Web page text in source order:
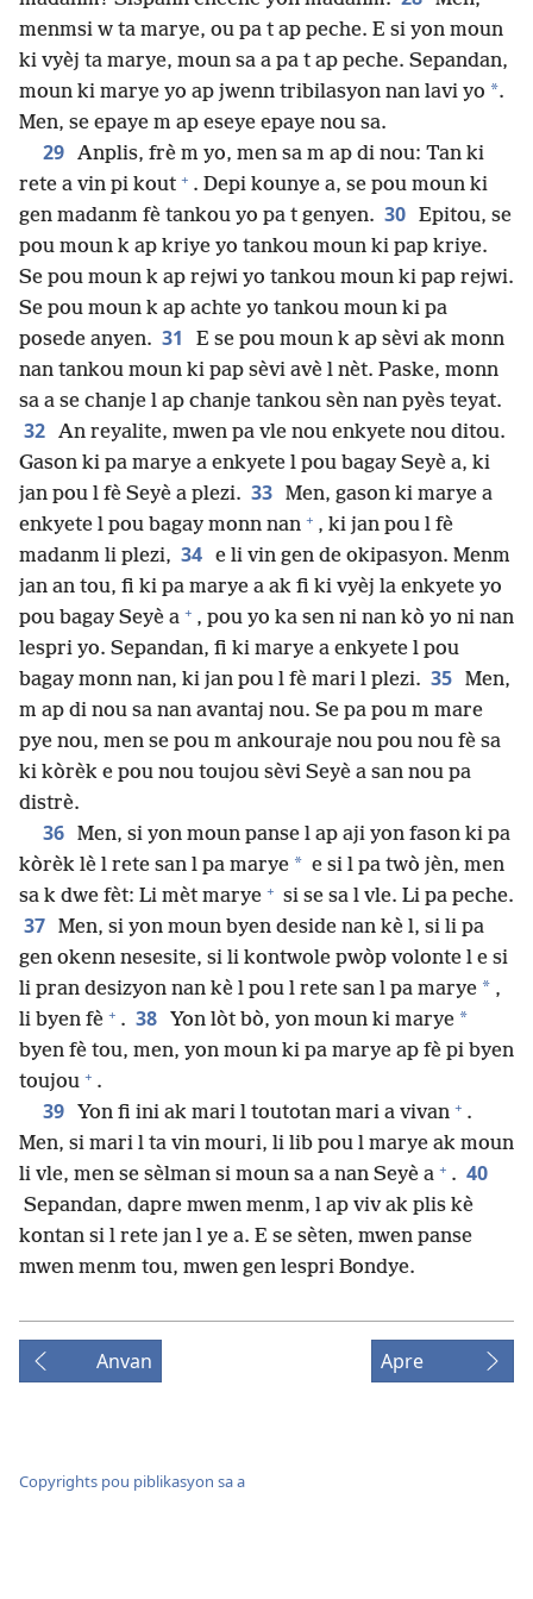
menmsi w ta marye, ou pa t ap peche. E si yon moun
ki vyèj ta marye, moun sa a pa t ap peche. Sepandan,
moun ki marye yo ap jwenn tribilasyon nan lavi yo *.
Men, se epaye m ap eseye epaye nou sa.
29 Anplis, frè m yo, men sa m ap di nou: Tan ki
rete a vin pi kout + . Depi kounye a, se pou moun ki
gen madanm fè tankou yo pa t genyen. 30 Epitou, se
pou moun k ap kriye yo tankou moun ki pap kriye.
Se pou moun k ap rejwi yo tankou moun ki pap rejwi.
Se pou moun k ap achte yo tankou moun ki pa
posede anyen. 31
E se pou moun k ap sèvi ak monn
nan tankou moun ki pap sèvi avè l nèt. Paske, monn
sa a se chanje l ap chanje tankou sèn nan pyès teyat.
32 An reyalite, mwen pa vle nou enkyete nou ditou.
Gason ki pa marye a enkyete l pou bagay Seyè a, ki
jan pou l fè Seyè a plezi. 33 Men, gason ki marye a
enkyete l pou bagay monn nan + , ki jan pou l fè
madanm li plezi, 34 e li vin gen de okipasyon. Menm
jan an tou, fi ki pa marye a ak fi ki vyèj la enkyete yo
pou bagay Seyè a + , pou yo ka sen ni nan kò yo ni nan
lespri yo. Sepandan, fi ki marye a enkyete l pou
bagay monn nan, ki jan pou l fè mari l plezi. 35 Men,
m ap di nou sa nan avantaj nou. Se pa pou m mare
pye nou, men se pou m ankouraje nou pou nou fè sa
ki kòrèk e pou nou toujou sèvi Seyè a san nou pa
distrè.
36 Men, si yon moun panse l ap aji yon fason ki pa
kòrèk lè l rete san l pa marye * e si l pa twò jèn, men
sa k dwe fèt: Li mèt marye + si se sa l vle. Li pa peche.
37 Men, si yon moun byen deside nan kè l, si li pa
gen okenn nesesite, si li kontwole pwòp volonte l e si
li pran desizyon nan kè l pou l rete san l pa marye * ,
li byen fè + . 38 Yon lòt bò, yon moun ki marye *
byen fè tou, men, yon moun ki pa marye ap fè pi byen
toujou + .
39 Yon fi ini ak mari l toutotan mari a vivan + .
Men, si mari l ta vin mouri, li lib pou l marye ak moun
li vle, men se sèlman si moun sa a nan Seyè a + . 40
Sepandan, dapre mwen menm, l ap viv ak plis kè
kontan si l rete jan l ye a. E se sèten, mwen panse
mwen menm tou, mwen gen lespri Bondye.
Anvan Apre
Copyrights pou piblikasyon sa a